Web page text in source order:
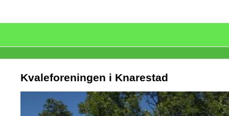
Kvaleforeningen i Knarestad